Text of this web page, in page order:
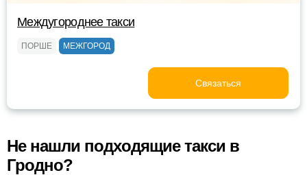
Междугороднее такси
ПОРШЕ МЕЖГОРОД
Связаться
Не нашли подходящие такси в
Гродно?